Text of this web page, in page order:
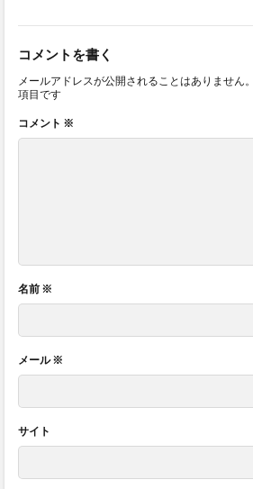
コメントを書く
メールアドレスが公開されることはありません。
項目です
コメント ※
名前 ※
メール※
サイト